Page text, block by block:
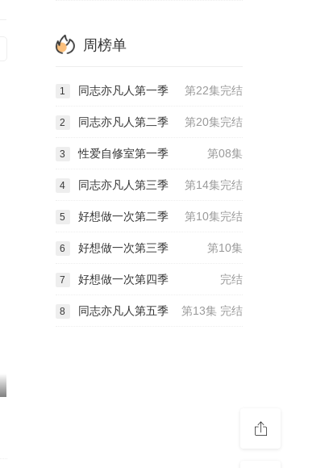
周榜单
第22集完结
1 同志亦凡人第一季
第20集完结
2 同志亦凡人第二季
第08集
3 性爱自修室第一季
第14集完结
4 同志亦凡人第三季
第10集完结
5 好想做一次第二季
第10集
6 好想做一次第三季
完结
7 好想做一次第四季
第13集 完结
8 同志亦凡人第五季